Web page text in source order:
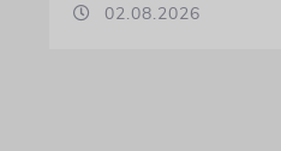
02.08.2026